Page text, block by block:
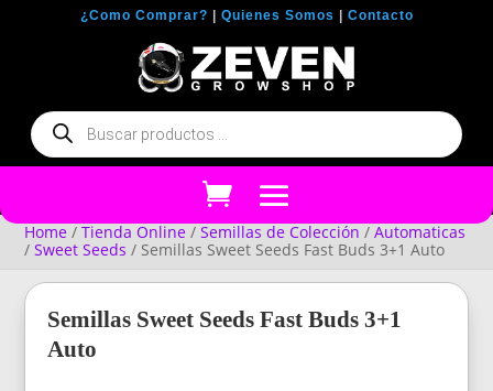
¿Como Comprar? Quienes Somos Contacto
Búsqueda
de
productos
Home /Tienda Online /Semillas de Colección /Automaticas
/Sweet Seeds / Semillas Sweet Seeds Fast Buds 3+1 Auto
Semillas Sweet Seeds Fast Buds 3+1
Auto